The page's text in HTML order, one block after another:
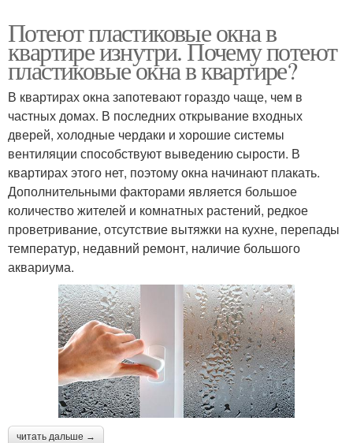
Потеют пластиковые окна в
квартире изнутри. Почему потеют
пластиковые окна в квартире?
В квартирах окна запотевают гораздо чаще, чем в
частных домах. В последних открывание входных
дверей, холодные чердаки и хорошие системы
вентиляции способствуют выведению сырости. В
квартирах этого нет, поэтому окна начинают плакать.
Дополнительными факторами является большое
количество жителей и комнатных растений, редкое
проветривание, отсутствие вытяжки на кухне, перепады
температур, недавний ремонт, наличие большого
аквариума.
читать дальше →